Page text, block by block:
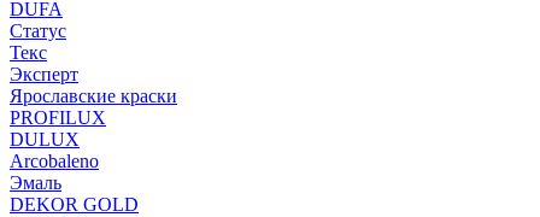
DUFA
Статус
Текс
Эксперт
Ярославские краски
PROFILUX
DULUX
Arcobaleno
Эмаль
DEKOR GOLD